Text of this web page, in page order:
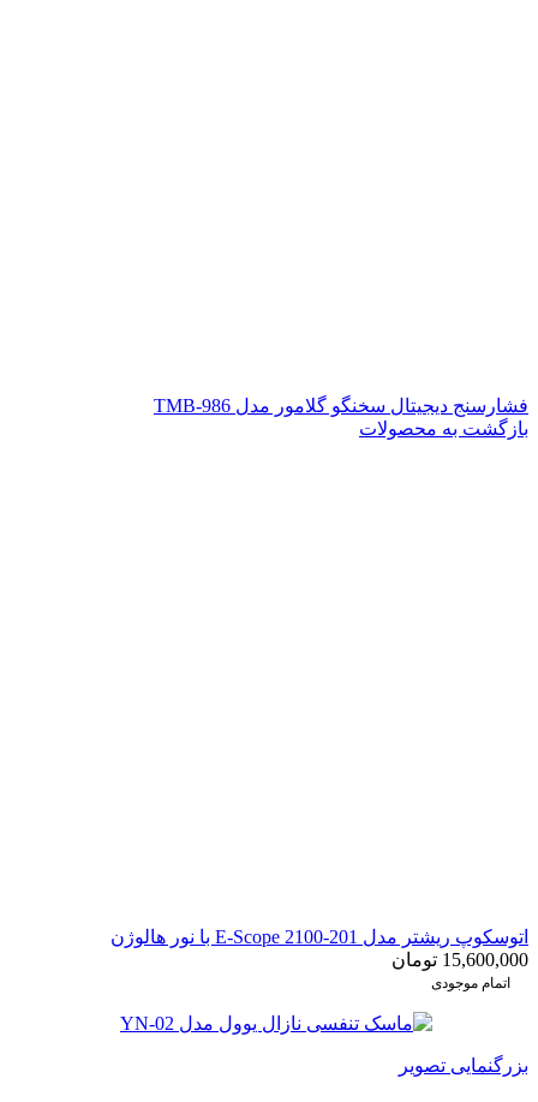
فشارسنج دیجیتال سخنگو گلامور مدل TMB-986
بازگشت به محصولات
اتوسکوپ ریشتر مدل E-Scope 2100-201 با نور هالوژن
15,600,000 تومان
اتمام موجودی
بزرگنمایی تصویر